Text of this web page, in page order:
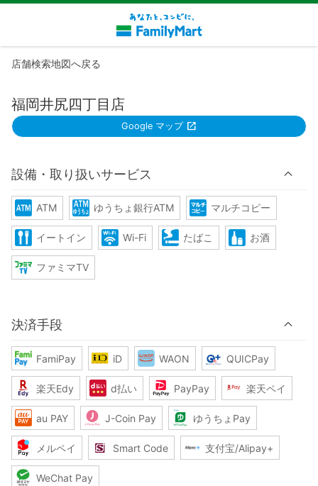
店舗検索地図へ戻る
福岡井尻四丁目店
Google マップ
設備・取り扱いサービス
ATM ゆうちょ銀行ATM マルチコピー
イートイン Wi-Fi たばこ お酒
ファミマTV
決済手段
FamiPay iD WAON QUICPay
楽天Edy d払い PayPay 楽天ペイ
au PAY J-Coin Pay ゆうちょPay
メルペイ Smart Code 支付宝/Alipay+
WeChat Pay